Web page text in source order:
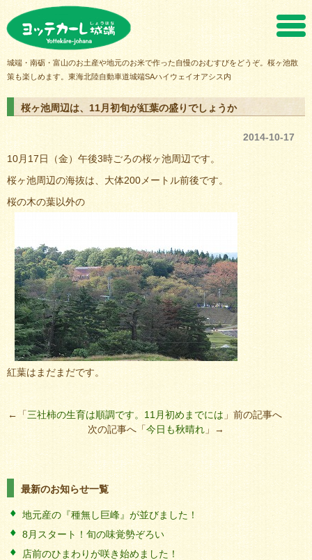
城端・南砺・富山のお土産や地元のお米で作った自慢のおむすびをどうぞ。桜ヶ池散
策も楽しめます。東海北陸自動車道城端SAハイウェイオアシス内
桜ヶ池周辺は、11月初旬が紅葉の盛りでしょうか
2014-10-17
10月17日（金）午後3時ごろの桜ヶ池周辺です。
桜ヶ池周辺の海抜は、大体200メートル前後です。
桜の木の葉以外の
紅葉はまだまだです。
←「三社柿の生育は順調です。11月初めまでには 」前の記事へ
次の記事へ「今日も秋晴れ 」→
最新のお知らせ一覧
地元産の『種無し巨峰』が並びました！
8月スタート！旬の味覚勢ぞろい
店前のひまわりが咲き始めました！